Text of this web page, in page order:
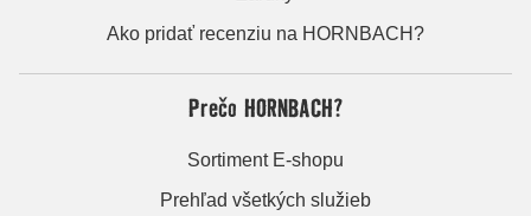
Ako pridať recenziu na HORNBACH?
Prečo HORNBACH?
Sortiment E-shopu
Prehľad všetkých služieb